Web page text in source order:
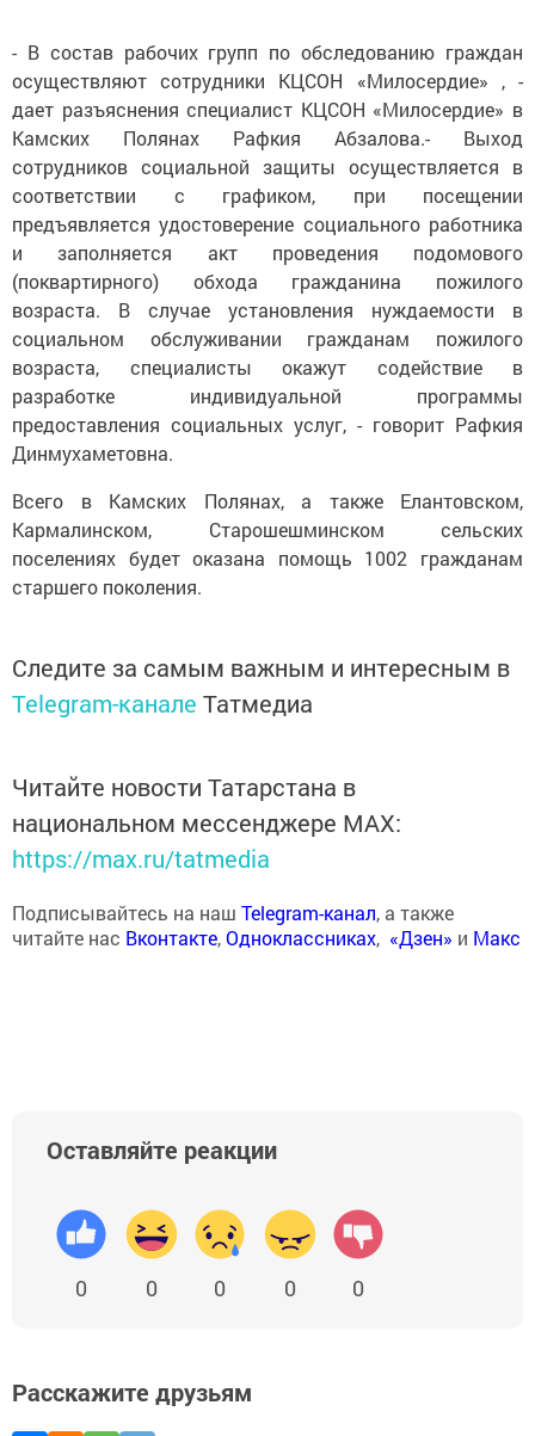
- В состав рабочих групп по обследованию граждан
осуществляют сотрудники КЦСОН «Милосердие» , -
дает разъяснения специалист КЦСОН «Милосердие» в
Камских Полянах Рафкия Абзалова.- Выход
сотрудников социальной защиты осуществляется в
соответствии с графиком, при посещении
предъявляется удостоверение социального работника
и заполняется акт проведения подомового
(поквартирного) обхода гражданина пожилого
возраста. В случае установления нуждаемости в
социальном обслуживании гражданам пожилого
возраста, специалисты окажут содействие в
разработке индивидуальной программы
предоставления социальных услуг, - говорит Рафкия
Динмухаметовна.
Всего в Камских Полянах, а также Елантовском,
Кармалинском, Старошешминском сельских
поселениях будет оказана помощь 1002 гражданам
старшего поколения.
Следите за самым важным и интересным в
Telegram-канале Татмедиа
Читайте новости Татарстана в
национальном мессенджере MАХ:
https://max.ru/tatmedia
Подписывайтесь на наш Telegram-канал, а также
читайте нас Вконтакте,Одноклассниках, «Дзен» и Макс
Оставляйте реакции
0 0 0 0 0
Расскажите друзьям